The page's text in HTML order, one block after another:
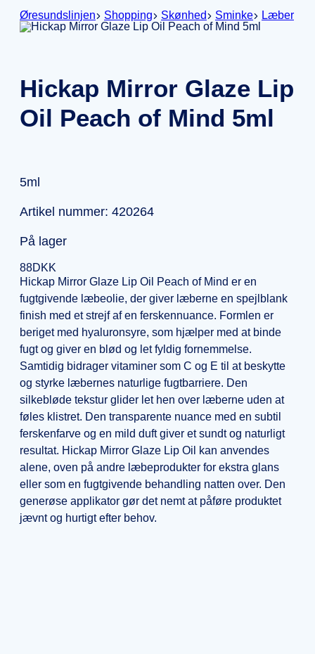
Øresundslinjen
Shopping Skønhed Sminke Læber
Hickap Mirror Glaze Lip
Oil Peach of Mind 5ml
5ml
Artikel nummer: 420264
På lager
88DKK
Hickap Mirror Glaze Lip Oil Peach of Mind er en
fugtgivende læbeolie, der giver læberne en spejlblank
finish med et strejf af en ferskennuance. Formlen er
beriget med hyaluronsyre, som hjælper med at binde
fugt og giver en blød og let fyldig fornemmelse.
Samtidig bidrager vitaminer som C og E til at beskytte
og styrke læbernes naturlige fugtbarriere. Den
silkebløde tekstur glider let hen over læberne uden at
føles klistret. Den transparente nuance med en subtil
ferskenfarve og en mild duft giver et sundt og naturligt
resultat. Hickap Mirror Glaze Lip Oil kan anvendes
alene, oven på andre læbeprodukter for ekstra glans
eller som en fugtgivende behandling natten over. Den
generøse applikator gør det nemt at påføre produktet
jævnt og hurtigt efter behov.